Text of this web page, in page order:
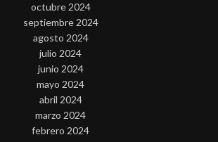
octubre 2024
septiembre 2024
agosto 2024
julio 2024
junio 2024
mayo 2024
abril 2024
marzo 2024
febrero 2024